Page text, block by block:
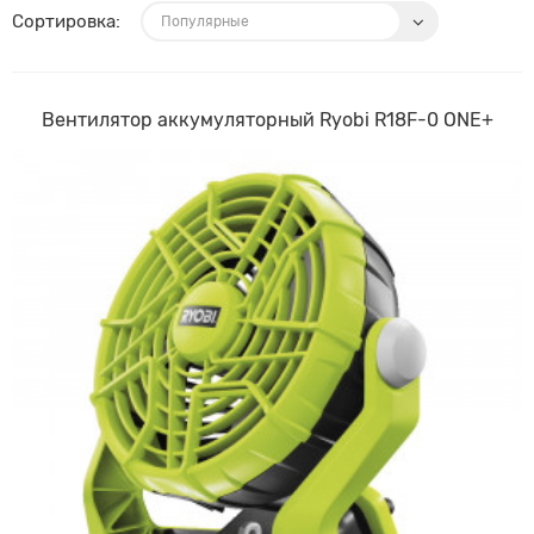
Сортировка:
Вентилятор аккумуляторный Ryobi R18F-0 ONE+